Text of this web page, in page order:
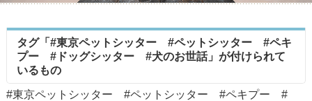
タグ「#東京ペットシッター #ペットシッター #ペキ
プー #ドッグシッター #犬のお世話」が付けられて
いるもの
#東京ペットシッター #ペットシッター #ペキプー #